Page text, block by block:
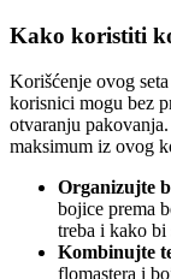
Kako koristiti
Korišćenje ovog
korisnici mogu bez
otvaranju
maksimum iz ovog
Organizujte
bojice prema
treba i kako bi
Kombinujte
flomastera i